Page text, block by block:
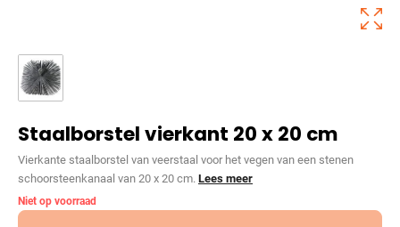
Staalborstel vierkant 20 x 20 cm
Vierkante staalborstel van veerstaal voor het vegen van een stenen
schoorsteenkanaal van 20 x 20 cm. Lees meer
Niet op voorraad